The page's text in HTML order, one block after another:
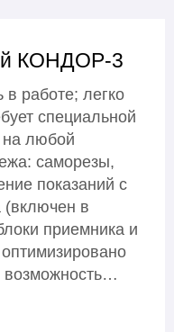
КОНДОР-3
работе; легко
специальной
на любой
саморезы,
показаний с
(включен в
приемника и
возможность…